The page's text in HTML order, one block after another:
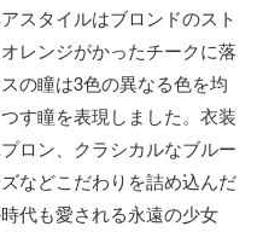
スタイルはブロンドのスト
レンジがかったチークに落
の瞳は3色の異なる色を均
す瞳を表現しました。衣装
ロン、クラシカルなブルー
などこだわりを詰め込んだ
代も愛される永遠の少女